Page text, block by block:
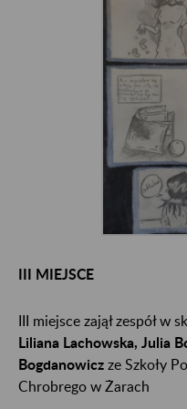
III MIEJSCE
III miejsce zajął zespół w
Liliana Lachowska, Julia
Bogdanowicz ze Szkoły
Chrobrego w Żarach